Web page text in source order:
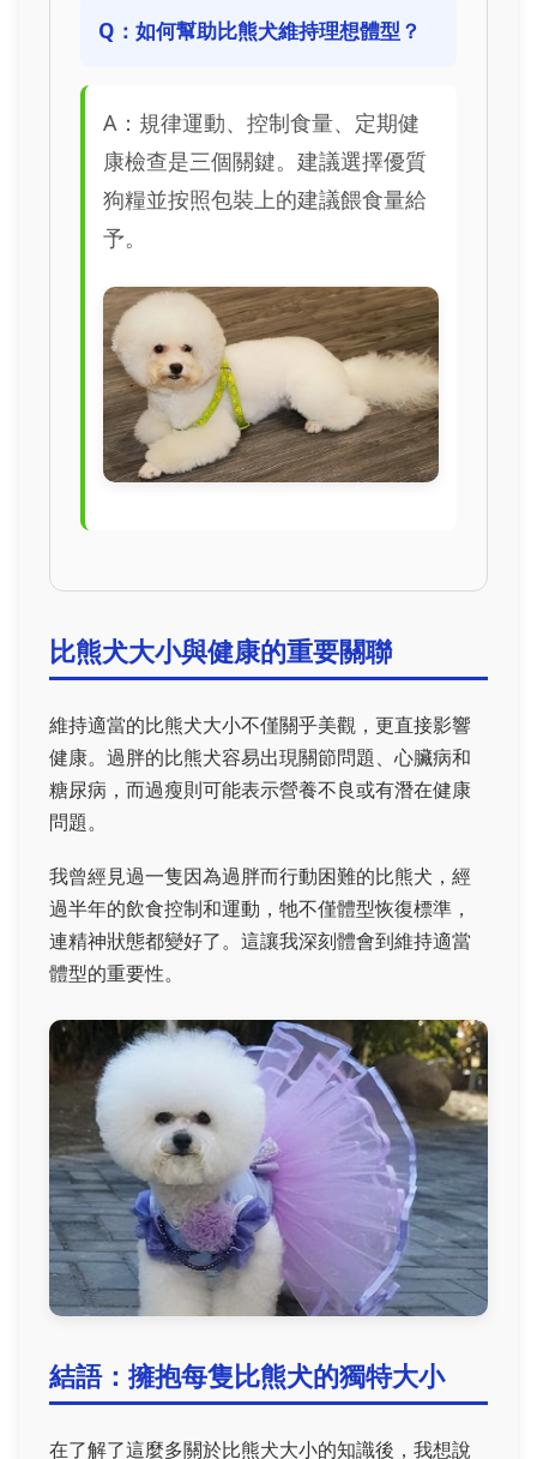
Q：如何幫助比熊犬維持理想體型？
A：規律運動、控制食量、定期健
康檢查是三個關鍵。建議選擇優質
狗糧並按照包裝上的建議餵食量給
予。
比熊犬大小與健康的重要關聯
維持適當的比熊犬大小不僅關乎美觀，更直接影響
健康。過胖的比熊犬容易出現關節問題、心臟病和
糖尿病，而過瘦則可能表示營養不良或有潛在健康
問題。
我曾經見過一隻因為過胖而行動困難的比熊犬，經
過半年的飲食控制和運動，牠不僅體型恢復標準，
連精神狀態都變好了。這讓我深刻體會到維持適當
體型的重要性。
結語：擁抱每隻比熊犬的獨特大小
在了解了這麼多關於比熊犬大小的知識後，我想說